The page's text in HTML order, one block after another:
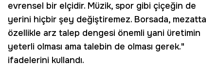
evrensel bir elçidir. Müzik, spor gibi çiçeğin de
yerini hiçbir şey değiştiremez. Borsada, mezatta
özellikle arz talep dengesi önemli yani üretimin
yeterli olması ama talebin de olması gerek."
ifadelerini kullandı.